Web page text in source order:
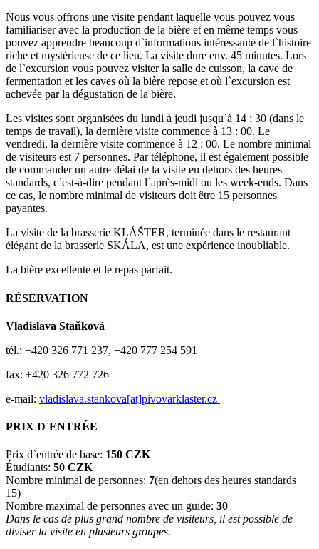
Nous vous offrons une visite pendant laquelle vous pouvez vous
familiariser avec la production de la bière et en même temps vous
pouvez apprendre beaucoup d`informations intéressante de l`histoire
riche et mystérieuse de ce lieu. La visite dure env. 45 minutes. Lors
de l`excursion vous pouvez visiter la salle de cuisson, la cave de
fermentation et les caves où la bière repose et où l`excursion est
achevée par la dégustation de la bière.
Les visites sont organisées du lundi à jeudi jusqu`à 14 : 30 (dans le
temps de travail), la dernière visite commence à 13 : 00. Le
vendredi, la dernière visite commence à 12 : 00. Le nombre minimal
de visiteurs est 7 personnes. Par téléphone, il est également possible
de commander un autre délai de la visite en dehors des heures
standards, c`est-à-dire pendant l`après-midi ou les week-ends. Dans
ce cas, le nombre minimal de visiteurs doit être 15 personnes
payantes.
La visite de la brasserie KLÁŠTER, terminée dans le restaurant
élégant de la brasserie SKÁLA, est une expérience inoubliable.
La bière excellente et le repas parfait.
RÉSERVATION
Vladislava Staňková
tél.: +420 326 771 237, +420 777 254 591
fax: +420 326 772 726
e-mail: vladislava.stankova[at]pivovarklaster.cz
PRIX D`ENTRÉE
Prix d`entrée de base: 150 CZK
Étudiants: 50 CZK
Nombre minimal de personnes: 7(en dehors des heures standards
15)
Nombre maximal de personnes avec un guide: 30
Dans le cas de plus grand nombre de visiteurs, il est possible de
diviser la visite en plusieurs groupes.